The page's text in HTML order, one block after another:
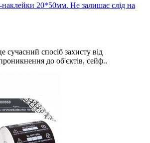
наклейки 20*50мм. Не залишає слід на
сучасний спосіб захисту від
до об'єктів, сейф..